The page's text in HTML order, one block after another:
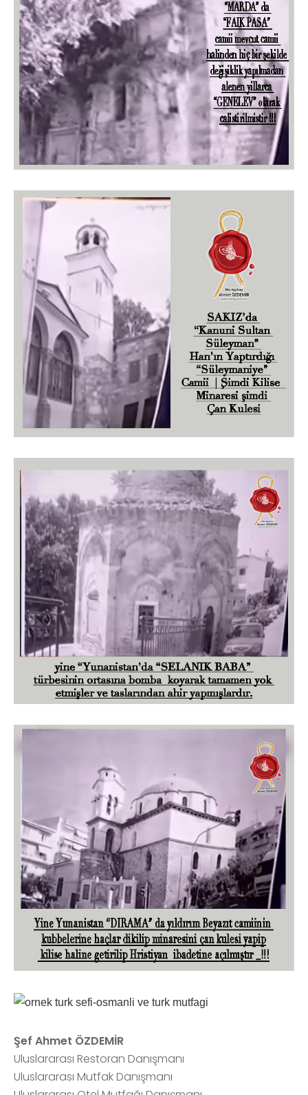
Şef Ahmet ÖZDEMİR
Uluslararası Restoran Danışmanı
Uluslararası Mutfak Danışmanı